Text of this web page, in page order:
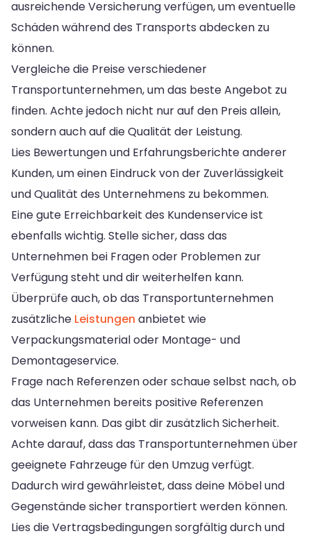
ausreichende Versicherung verfügen, um eventuelle
Schäden während des Transports abdecken zu
können.
Vergleiche die Preise verschiedener
Transportunternehmen, um das beste Angebot zu
finden. Achte jedoch nicht nur auf den Preis allein,
sondern auch auf die Qualität der Leistung.
Lies Bewertungen und Erfahrungsberichte anderer
Kunden, um einen Eindruck von der Zuverlässigkeit
und Qualität des Unternehmens zu bekommen.
Eine gute Erreichbarkeit des Kundenservice ist
ebenfalls wichtig. Stelle sicher, dass das
Unternehmen bei Fragen oder Problemen zur
Verfügung steht und dir weiterhelfen kann.
Überprüfe auch, ob das Transportunternehmen
zusätzliche Leistungen anbietet wie
Verpackungsmaterial oder Montage- und
Demontageservice.
Frage nach Referenzen oder schaue selbst nach, ob
das Unternehmen bereits positive Referenzen
vorweisen kann. Das gibt dir zusätzlich Sicherheit.
Achte darauf, dass das Transportunternehmen über
geeignete Fahrzeuge für den Umzug verfügt.
Dadurch wird gewährleistet, dass deine Möbel und
Gegenstände sicher transportiert werden können.
Lies die Vertragsbedingungen sorgfältig durch und